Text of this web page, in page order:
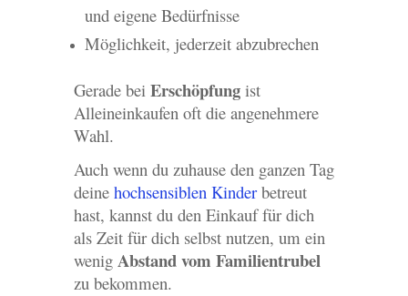
und eigene Bedürfnisse
Möglichkeit, jederzeit abzubrechen
Gerade bei Erschöpfungist
Alleineinkaufen oft die angenehmere
Wahl.
Auch wenn du zuhause den ganzen Tag
deine hochsensiblen Kinderbetreut
hast, kannst du den Einkauf für dich
als Zeit für dich selbst nutzen, um ein
wenig Abstand vom Familientrubel
zu bekommen.